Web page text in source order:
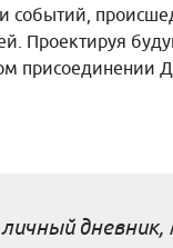
событий,
Проектируя
присоединении